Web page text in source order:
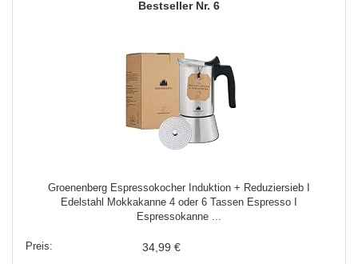
6
Groenenberg Espressokocher Induktion + Reduziersieb I
Edelstahl Mokkakanne 4 oder 6 Tassen Espresso I
Espressokanne ...
34,99 €